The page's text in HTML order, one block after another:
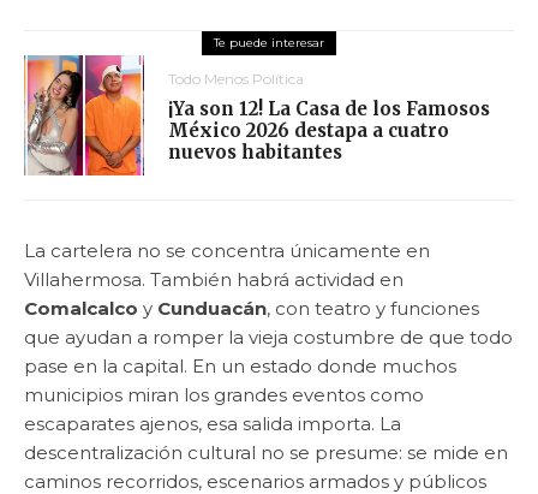
Todo Menos Política
¡Ya son 12! La Casa de los Famosos
México 2026 destapa a cuatro
nuevos habitantes
La cartelera no se concentra únicamente en
Villahermosa. También habrá actividad en
Comalcalco y Cunduacán, con teatro y funciones
que ayudan a romper la vieja costumbre de que todo
pase en la capital. En un estado donde muchos
municipios miran los grandes eventos como
escaparates ajenos, esa salida importa. La
descentralización cultural no se presume: se mide en
caminos recorridos, escenarios armados y públicos